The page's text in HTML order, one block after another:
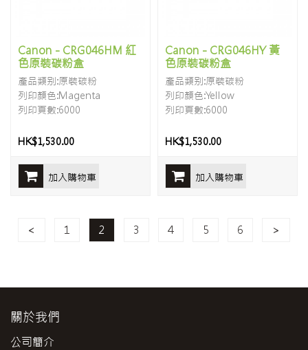
Canon - CRG046HM 紅
色原裝碳粉盒
產品類别:原裝碳粉
列印顏色:Magenta
列印頁數:6000
HK$1,530.00
加入購物車
Canon - CRG046HY 黃
色原裝碳粉盒
產品類别:原裝碳粉
列印顏色:Yellow
列印頁數:6000
HK$1,530.00
加入購物車
< 1 2 3 4 5 6 >
關於我們
公司簡介